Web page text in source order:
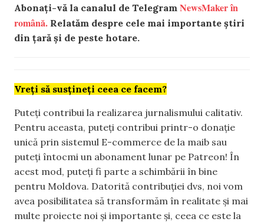
Abonați-vă la canalul de Telegram NewsMaker în
română. Relatăm despre cele mai importante știri
din țară și de peste hotare.
Vreți să susțineți ceea ce facem?
Puteți contribui la realizarea jurnalismului calitativ.
Pentru aceasta, puteți contribui printr-o donație
unică prin sistemul E-commerce de la maib sau
puteți întocmi un abonament lunar pe Patreon! În
acest mod, puteți fi parte a schimbării în bine
pentru Moldova. Datorită contribuției dvs, noi vom
avea posibilitatea să transformăm în realitate și mai
multe proiecte noi și importante și, ceea ce este la